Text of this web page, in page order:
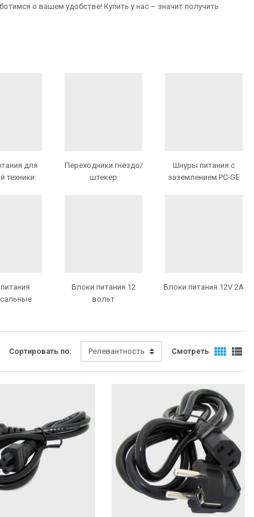
о вашем удобстве! Купить у нас – значит получить
для
техники
Переходники гнездо/
штекер
Шнуры питания с
заземлением PC-GE
Блоки питания 12
вольт
Блоки питания 12V 2A
Сортировать по: Релевантность Смотреть  